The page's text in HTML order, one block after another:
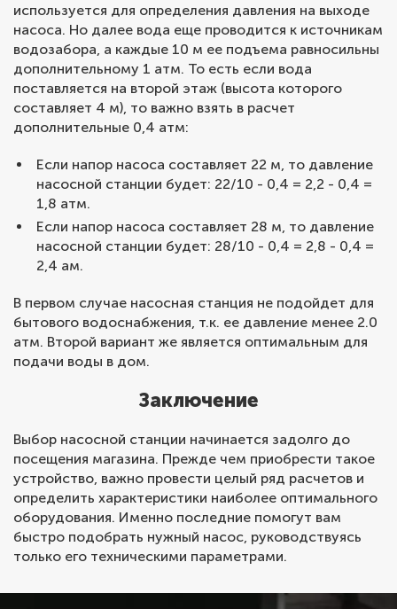
используется для определения давления на выходе
насоса. Но далее вода еще проводится к источникам
водозабора, а каждые 10 м ее подъема равносильны
дополнительному 1 атм. То есть если вода
поставляется на второй этаж (высота которого
составляет 4 м), то важно взять в расчет
дополнительные 0,4 атм:
Если напор насоса составляет 22 м, то давление
насосной станции будет: 22/10 - 0,4 = 2,2 - 0,4 =
1,8 атм.
Если напор насоса составляет 28 м, то давление
насосной станции будет: 28/10 - 0,4 = 2,8 - 0,4 =
2,4 ам.
В первом случае насосная станция не подойдет для
бытового водоснабжения, т.к. ее давление менее 2.0
атм. Второй вариант же является оптимальным для
подачи воды в дом.
Заключение
Выбор насосной станции начинается задолго до
посещения магазина. Прежде чем приобрести такое
устройство, важно провести целый ряд расчетов и
определить характеристики наиболее оптимального
оборудования. Именно последние помогут вам
быстро подобрать нужный насос, руководствуясь
только его техническими параметрами.